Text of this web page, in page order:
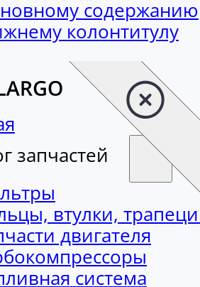
содержанию
колонтитулу
запчастей
втулки,
двигателя
система